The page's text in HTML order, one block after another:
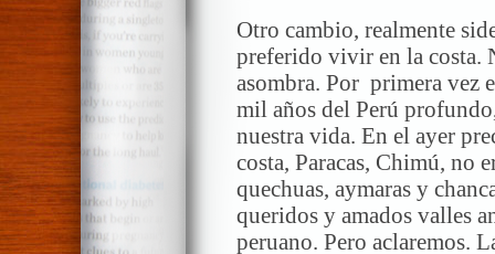
Otro cambio, realmente
preferido vivir en la costa.
asombra. Por primera vez
mil años del Perú
nuestra vida. En el ayer
costa, Paracas, Chimú, no
quechuas, aymaras y
queridos y amados valles
peruano. Pero aclaremos.